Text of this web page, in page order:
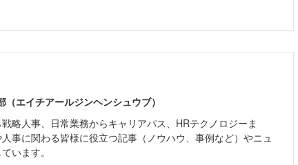
（エイチアールジンヘンシュウブ）
略人事、日常業務からキャリアパス、HRテクノロジーま
事に関わる皆様に役立つ記事（ノウハウ、事例など）やニュ
います。